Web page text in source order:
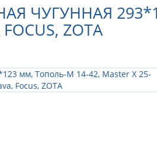
ЧУГУННАЯ
ZOTA